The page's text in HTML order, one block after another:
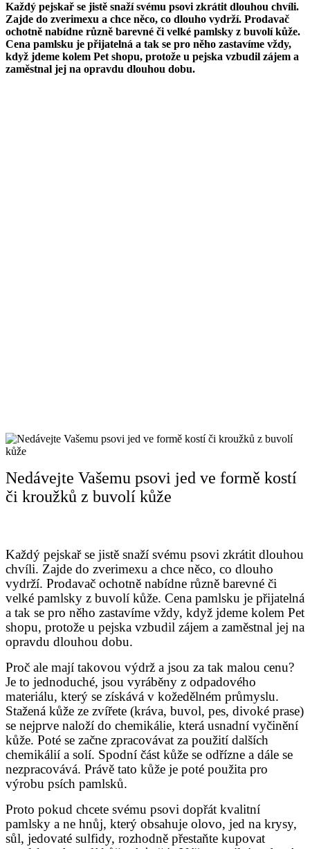
Každý pejskař se jistě snaží svému psovi zkrátit dlouhou chvíli.
Zajde do zverimexu a chce něco, co dlouho vydrží. Prodavač
ochotně nabídne různě barevné či velké pamlsky z buvolí kůže.
Cena pamlsku je přijatelná a tak se pro něho zastavíme vždy,
když jdeme kolem Pet shopu, protože u pejska vzbudil zájem a
zaměstnal jej na opravdu dlouhou dobu.
Nedávejte Vašemu psovi jed ve formě kostí
či kroužků z buvolí kůže
Každý pejskař se jistě snaží svému psovi zkrátit dlouhou
chvíli. Zajde do zverimexu a chce něco, co dlouho
vydrží. Prodavač ochotně nabídne různě barevné či
velké pamlsky z buvolí kůže. Cena pamlsku je přijatelná
a tak se pro něho zastavíme vždy, když jdeme kolem Pet
shopu, protože u pejska vzbudil zájem a zaměstnal jej na
opravdu dlouhou dobu.
Proč ale mají takovou výdrž a jsou za tak malou cenu?
Je to jednoduché, jsou vyráběny z odpadového
materiálu, který se získává v kožedělném průmyslu.
Stažená kůže ze zvířete (kráva, buvol, pes, divoké prase)
se nejprve naloží do chemikálie, která usnadní vyčinění
kůže. Poté se začne zpracovávat za použití dalších
chemikálií a solí. Spodní část kůže se odřízne a dále se
nezpracovává. Právě tato kůže je poté použita pro
výrobu psích pamlsků.
Proto pokud chcete svému psovi dopřát kvalitní
pamlsky a ne hnůj, který obsahuje olovo, jed na krysy,
sůl, jedovaté sulfidy, rozhodně přestaňte kupovat